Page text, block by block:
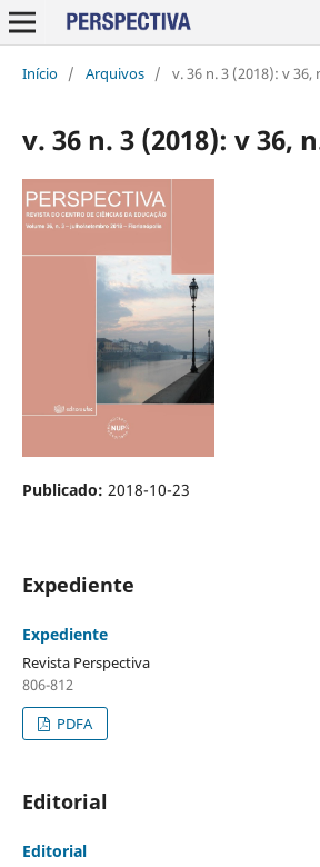
Início / Arquivos / v. 36 n. 3 (2018): v 36,
v. 36 n. 3 (2018): v 36,
Publicado: 2018-10-23
Expediente
Expediente
Revista Perspectiva
806-812
PDFA
Editorial
Editorial